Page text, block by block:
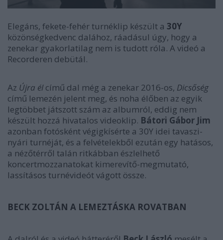
Elegáns, fekete-fehér turnéklip készült a 30Y
közönségkedvenc dalához, ráadásul úgy, hogy a
zenekar gyakorlatilag nem is tudott róla. A videó a
Recorderen debütál.
Az Újra élcímű dal még a zenekar 2016-os, Dicsőség
című lemezén jelent meg, és noha élőben az egyik
legtöbbet játszott szám az albumról, eddig nem
készült hozzá hivatalos videoklip. Bátori Gábor Jim
azonban fotósként végigkísérte a 30Y idei tavaszi-
nyári turnéját, és a felvételekből ezután egy hatásos,
a nézőtérről talán ritkábban észlelhető
koncertmozzanatokat kimerevítő-megmutató,
lassításos turnévideót vágott össze.
BECK ZOLTÁN A LEMEZTÁSKA ROVATBAN